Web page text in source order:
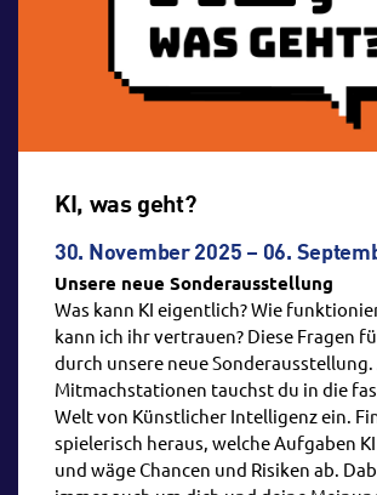
KI, was geht?
30. November 2025 – 06.
Unsere neue Sonderausstellung
Was kann KI eigentlich? Wie
kann ich ihr vertrauen? Diese Fragen
durch unsere neue Sonderausstellung.
Mitmachstationen tauchst du in die
Welt von Künstlicher Intelligenz ein.
spielerisch heraus, welche Aufgaben
und wäge Chancen und Risiken ab.